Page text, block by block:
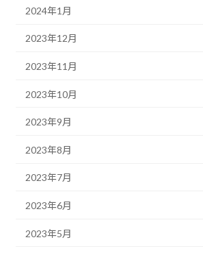
2024年1月
2023年12月
2023年11月
2023年10月
2023年9月
2023年8月
2023年7月
2023年6月
2023年5月